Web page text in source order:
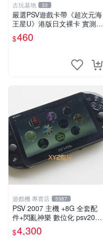
古玩基地 33
嚴選PSV遊戲卡帶《超次元海
王星U》港版日文裸卡 實測暢
玩 索尼專屬 psv psv游戲 psv
游戲卡帶
$460
遊戲機 專賣店 5387
PSV 2007 主機 +8G 全套配
件+閃亂神樂 數位化 psv2007
主機
$4,300